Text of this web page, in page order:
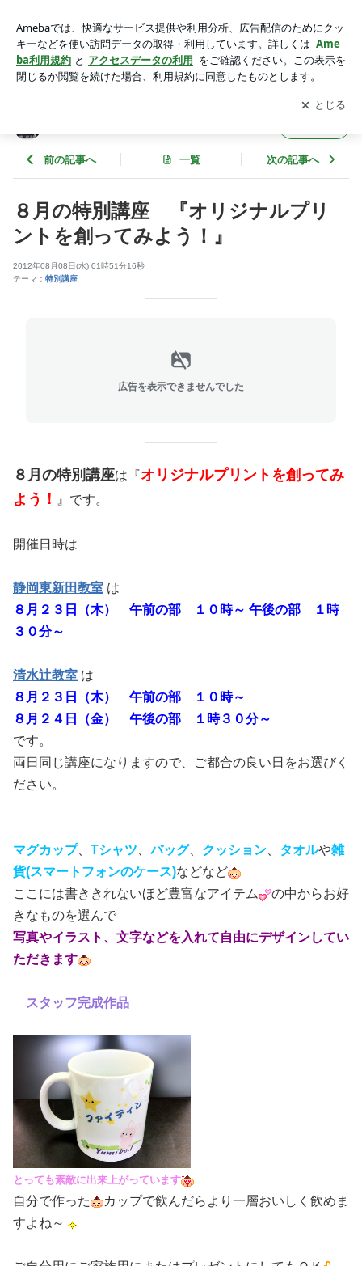
アクセス ユープラン ～スタッフブログ～
アプリをダウンロードして ブログの更新通知
を受け取りまし
ょう。
開く
前の記事へ 一覧 次の記事へ
８月の特別講座 『オリジナルプリ
ントを創ってみよう！』
2012年08月08日(水) 01時51分16秒
テーマ： 特別講座
広告を表示できませんでした
８月の特別講座は『オリジナルプリントを創ってみ
よう！
』です。
開催日時は
静岡東新田教室 は
８月２３日（木） 午前の部 １０時～ 午後の部 １時
３０分～
清水辻教室 は
８月２３日（木） 午前の部 １０時～
８月２４日（金） 午後の部 １時３０分～
です。
両日同じ講座になりますので、ご都合の良い日をお選びく
ださい。
マグカップ、 Tシャツ 、バッグ、 クッション タオルや雑
貨(スマートフォンのケース)などなど
ここには書ききれないほど豊富なアイテム
の中からお好
きなものを選んで
写真やイラスト、文字などを入れて自由にデザインしてい
ただきます
スタッフ完成作品
とっても素敵に出来上がっています
自分で作った
カップで飲んだらより一層おいしく飲めま
すよね～